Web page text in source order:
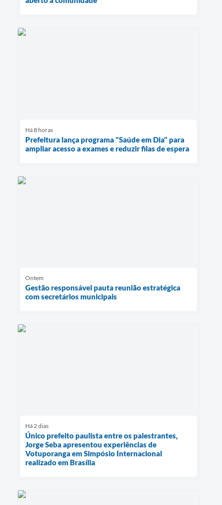
Há 8 horas
Prefeitura lança programa "Saúde em Dia" para
ampliar acesso a exames e reduzir filas de espera
Ontem
Gestão responsável pauta reunião estratégica
com secretários municipais
Há 2 dias
Único prefeito paulista entre os palestrantes,
Jorge Seba apresentou experiências de
Votuporanga em Simpósio Internacional
realizado em Brasília